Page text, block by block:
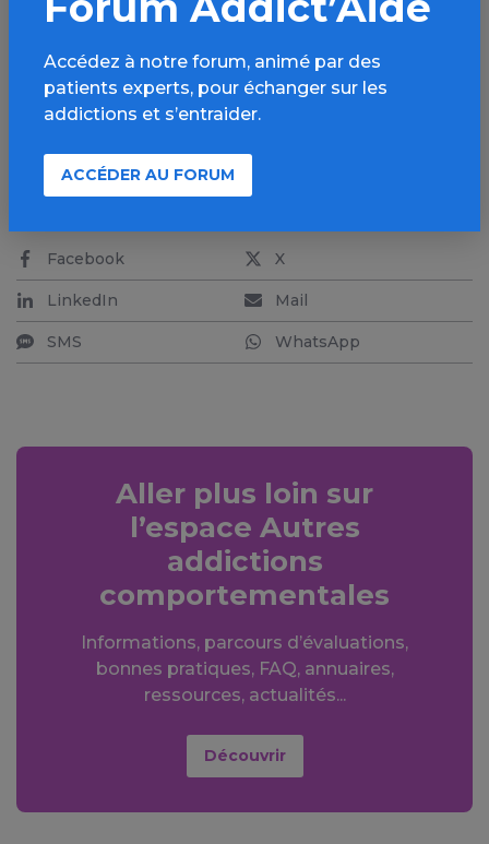
enfants jouer avec leurs copains à l’extérieur.
Par Gaetan Devos
Facebook X
LinkedIn Mail
SMS WhatsApp
Aller plus loin sur
l’espace Autres
addictions
comportementales
Informations, parcours d’évaluations,
bonnes pratiques, FAQ, annuaires,
ressources, actualités...
Découvrir
Accédez à notre forum, animé par des
patients experts, pour échanger sur les
addictions et s’entraider.
ACCÉDER AU FORUM